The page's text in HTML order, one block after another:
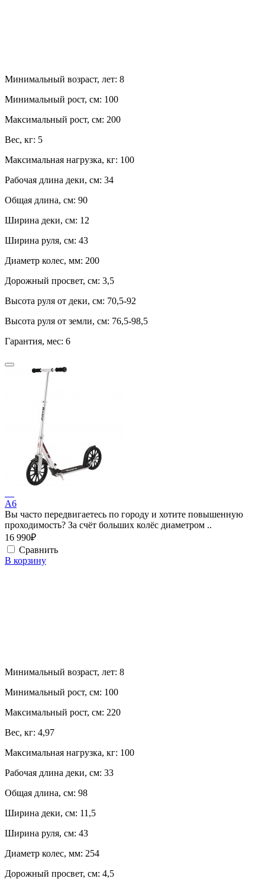
Минимальный возраст, лет: 8
Минимальный рост, см: 100
Максимальный рост, см: 200
Вес, кг: 5
Максимальная нагрузка, кг: 100
Рабочая длина деки, см: 34
Общая длина, см: 90
Ширина деки, см: 12
Ширина руля, см: 43
Диаметр колес, мм: 200
Дорожный просвет, см: 3,5
Высота руля от деки, см: 70,5-92
Высота руля от земли, см: 76,5-98,5
Гарантия, мес: 6
A6
Вы часто передвигаетесь по городу и хотите повышенную
проходимость? За счёт больших колёс диаметром ..
16 990₽
Сравнить
В корзину
Минимальный возраст, лет: 8
Минимальный рост, см: 100
Максимальный рост, см: 220
Вес, кг: 4,97
Максимальная нагрузка, кг: 100
Рабочая длина деки, см: 33
Общая длина, см: 98
Ширина деки, см: 11,5
Ширина руля, см: 43
Диаметр колес, мм: 254
Дорожный просвет, см: 4,5